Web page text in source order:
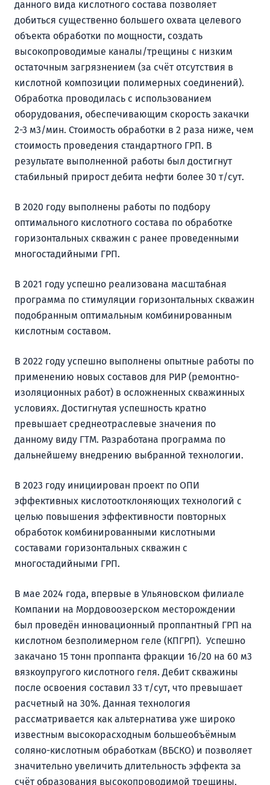
данного вида кислотного состава позволяет
добиться существенно большего охвата целевого
объекта обработки по мощности, создать
высокопроводимые каналы/трещины с низким
остаточным загрязнением (за счёт отсутствия в
кислотной композиции полимерных соединений).
Обработка проводилась с использованием
оборудования, обеспечивающим скорость закачки
2-3 м3/мин. Стоимость обработки в 2 раза ниже, чем
стоимость проведения стандартного ГРП. В
результате выполненной работы был достигнут
стабильный прирост дебита нефти более 30 т/сут.
В 2020 году выполнены работы по подбору
оптимального кислотного состава по обработке
горизонтальных скважин с ранее проведенными
многостадийными ГРП.
В 2021 году успешно реализована масштабная
программа по стимуляции горизонтальных скважин
подобранным оптимальным комбинированным
кислотным составом.
В 2022 году успешно выполнены опытные работы по
применению новых составов для РИР (ремонтно-
изоляционных работ) в осложненных скважинных
условиях. Достигнутая успешность кратно
превышает среднеотраслевые значения по
данному виду ГТМ. Разработана программа по
дальнейшему внедрению выбранной технологии.
В 2023 году инициирован проект по ОПИ
эффективных кислотоотклоняющих технологий с
целью повышения эффективности повторных
обработок комбинированными кислотными
составами горизонтальных скважин с
многостадийными ГРП.
В мае 2024 года, впервые в Ульяновском филиале
Компании на Мордовоозерском месторождении
был проведён инновационный проппантный ГРП на
кислотном безполимерном геле (КПГРП). Успешно
закачано 15 тонн проппанта фракции 16/20 на 60 м3
вязкоупругого кислотного геля. Дебит скважины
после освоения составил 33 т/сут, что превышает
расчетный на 30%. Данная технология
рассматривается как альтернатива уже широко
известным высокорасходным большеобъёмным
соляно-кислотным обработкам (ВБСКО) и позволяет
значительно увеличить длительность эффекта за
счёт образования высокопроводимой трещины,